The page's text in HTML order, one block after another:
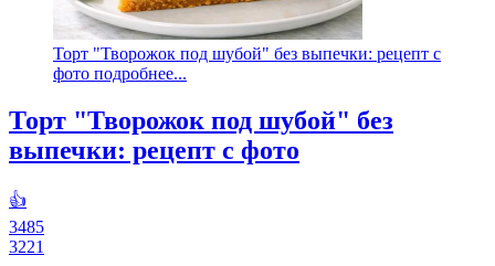
Торт "Творожок под шубой" без выпечки: рецепт с
фото подробнее...
Торт "Творожок под шубой" без
выпечки: рецепт с фото
👍
3485
3221